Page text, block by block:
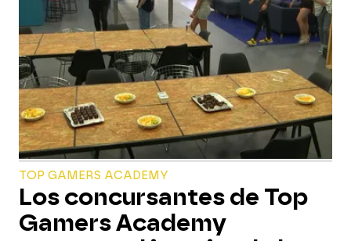
TOP GAMERS ACADEMY
Los concursantes de Top
Gamers Academy